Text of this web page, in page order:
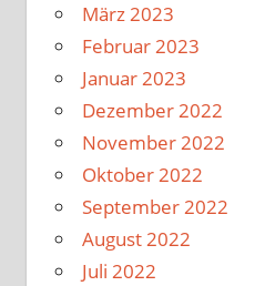
März 2023
Februar 2023
Januar 2023
Dezember 2022
November 2022
Oktober 2022
September 2022
August 2022
Juli 2022